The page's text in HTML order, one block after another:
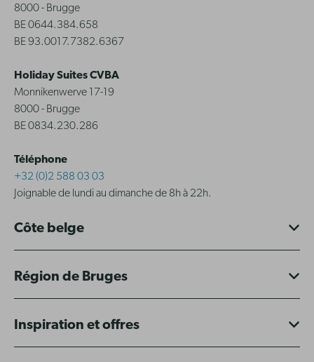
8000 - Brugge
BE 0644.384.658
BE 93.0017.7382.6367
Holiday Suites CVBA
Monnikenwerve 17-19
8000 - Brugge
BE 0834.230.286
Téléphone
+32 (0)2 588 03 03
Joignable de lundi au dimanche de 8h à 22h.
Côte belge
Région de Bruges
Inspiration et offres